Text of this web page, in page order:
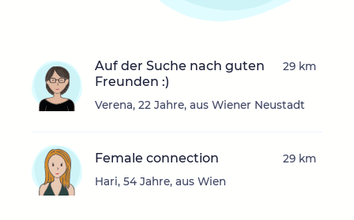
Auf der Suche nach guten
Freunden :)
Verena, 22 Jahre, aus Wiener Neustadt
29 km
Female connection
Hari, 54 Jahre, aus Wien
29 km